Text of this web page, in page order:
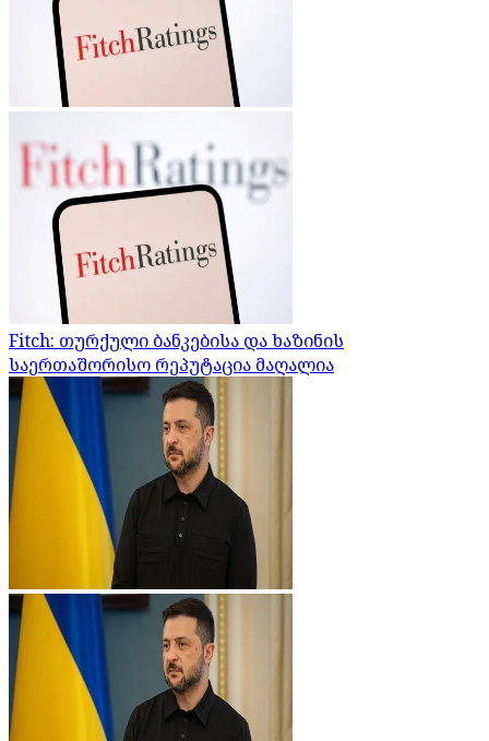
Fitch: თურქული ბანკებისა და ხაზინის
საერთაშორისო რეპუტაცია მაღალია